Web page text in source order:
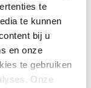
te
te kunnen
bij u
en onze
te gebruiken
Onze